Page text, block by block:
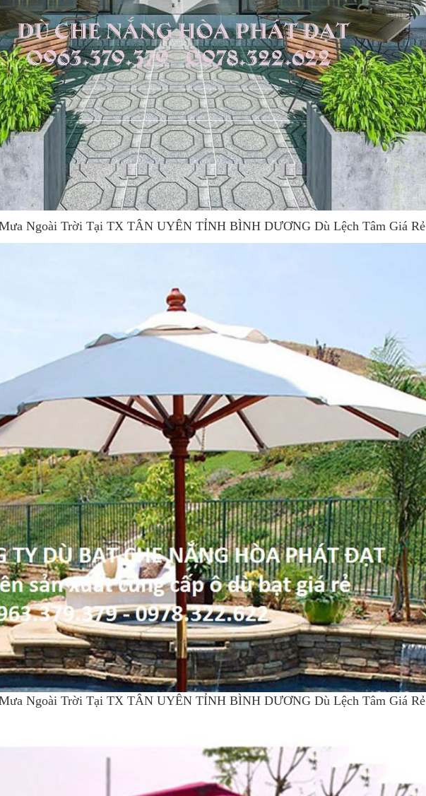
Ngoài Trời Tại TX TÂN UYÊN TỈNH BÌNH DƯƠNG Dù Lệch Tâm Giá Rẻ
Ngoài Trời Tại TX TÂN UYÊN TỈNH BÌNH DƯƠNG Dù Lệch Tâm Giá Rẻ